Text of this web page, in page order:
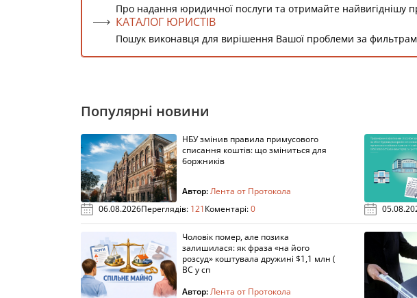
Про надання юридичної послуги та отримайте найвигіднішу
КАТАЛОГ ЮРИСТІВ
Пошук виконавця для вирішення Вашої проблеми за
Популярні новини
НБУ змінив правила примусового
списання коштів: що зміниться для
боржників
Автор:Лента от Протокола
06.08.2026Переглядів: 121Коментарі:0
Чоловік помер, але позика
залишилася: як фраза «на його
розсуд» коштувала дружині $1,1 млн (
ВС у сп
Автор:Лента от Протокола